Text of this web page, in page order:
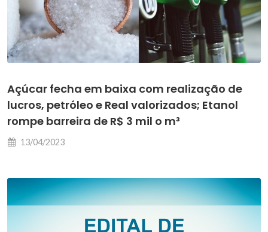
Açúcar fecha em baixa com realização de
lucros, petróleo e Real valorizados; Etanol
rompe barreira de R$ 3 mil o m³
13/04/2023